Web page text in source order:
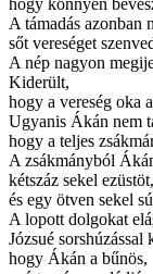
hogy könnyen
A támadás azonban
sőt vereséget
A nép nagyon
Kiderült,
hogy a vereség oka
Ugyanis Ákán nem
hogy a teljes
A zsákmányból
kétszáz sekel ezüstöt,
és egy ötven sekel
A lopott dolgokat
Józsué sorshúzással
hogy Ákán a bűnös,